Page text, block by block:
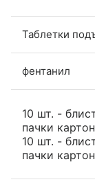
Таблетки
фентанил
10 шт. -
пачки
10 шт. -
пачки